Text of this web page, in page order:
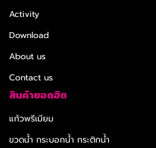
Activity
Download
About us
Contact us
สินค้ายอดฮิต
แก้วพรีเมียม
ขวดน้ำ กระบอกน้ำ กระติกน้ำ